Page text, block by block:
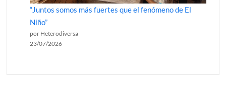
“Juntos somos más fuertes que el fenómeno de El
Niño”
por Heterodiversa
23/07/2026